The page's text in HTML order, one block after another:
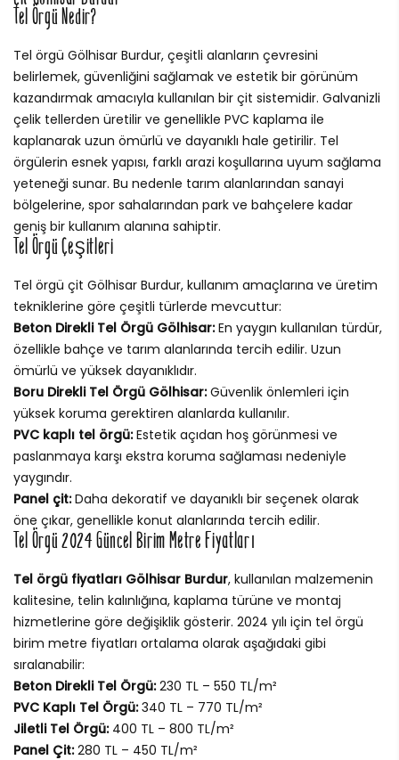
Tel Örgü Nedir?
Tel örgü Gölhisar Burdur, çeşitli alanların çevresini
belirlemek, güvenliğini sağlamak ve estetik bir görünüm
kazandırmak amacıyla kullanılan bir çit sistemidir. Galvanizli
çelik tellerden üretilir ve genellikle PVC kaplama ile
kaplanarak uzun ömürlü ve dayanıklı hale getirilir. Tel
örgülerin esnek yapısı, farklı arazi koşullarına uyum sağlama
yeteneği sunar. Bu nedenle tarım alanlarından sanayi
bölgelerine, spor sahalarından park ve bahçelere kadar
geniş bir kullanım alanına sahiptir.
Tel Örgü Çeşitleri
Tel örgü çit Gölhisar Burdur, kullanım amaçlarına ve üretim
tekniklerine göre çeşitli türlerde mevcuttur:
Beton Direkli Tel Örgü Gölhisar:En yaygın kullanılan türdür,
özellikle bahçe ve tarım alanlarında tercih edilir. Uzun
ömürlü ve yüksek dayanıklıdır.
Boru Direkli Tel Örgü Gölhisar:Güvenlik önlemleri için
yüksek koruma gerektiren alanlarda kullanılır.
PVC kaplı tel örgü:Estetik açıdan hoş görünmesi ve
paslanmaya karşı ekstra koruma sağlaması nedeniyle
yaygındır.
Panel çit:Daha dekoratif ve dayanıklı bir seçenek olarak
öne çıkar, genellikle konut alanlarında tercih edilir.
Tel Örgü 2024 Güncel Birim Metre Fiyatları
Tel örgü fiyatları Gölhisar Burdur, kullanılan malzemenin
kalitesine, telin kalınlığına, kaplama türüne ve montaj
hizmetlerine göre değişiklik gösterir. 2024 yılı için tel örgü
birim metre fiyatları ortalama olarak aşağıdaki gibi
sıralanabilir:
Beton Direkli Tel Örgü:230 TL – 550 TL/m²
PVC Kaplı Tel Örgü:340 TL – 770 TL/m²
Jiletli Tel Örgü:400 TL – 800 TL/m²
Panel Çit:280 TL – 450 TL/m²